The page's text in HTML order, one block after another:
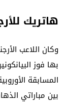
هاتريك
وكان اللاعب
المسابقة
بين مباراتي